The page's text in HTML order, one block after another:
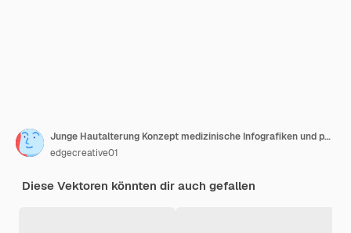
Junge Hautalterung Konzept medizinische Infografiken und pädagogisches Material Anatomie und Biologie Dermis
edgecreative01
Diese Vektoren könnten dir auch gefallen